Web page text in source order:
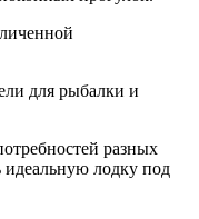
для рыбалки и
разных
идеальную лодку под